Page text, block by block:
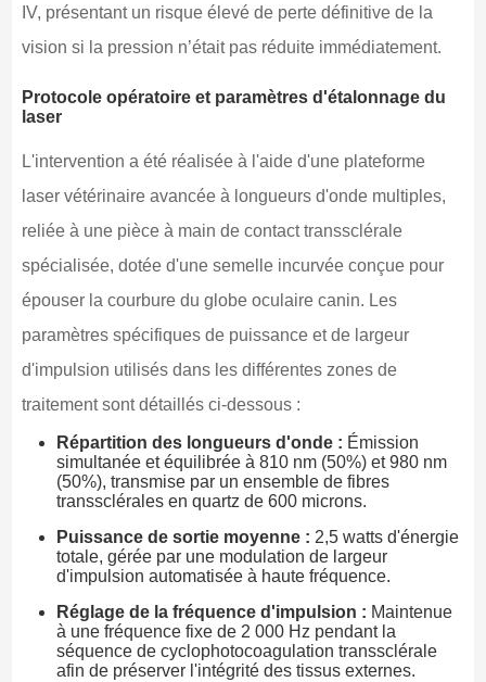
IV, présentant un risque élevé de perte définitive de la
vision si la pression n’était pas réduite immédiatement.
Protocole opératoire et paramètres d'étalonnage du
laser
L'intervention a été réalisée à l'aide d'une plateforme
laser vétérinaire avancée à longueurs d'onde multiples,
reliée à une pièce à main de contact transsclérale
spécialisée, dotée d'une semelle incurvée conçue pour
épouser la courbure du globe oculaire canin. Les
paramètres spécifiques de puissance et de largeur
d'impulsion utilisés dans les différentes zones de
traitement sont détaillés ci-dessous :
Répartition des longueurs d'onde : Émission
simultanée et équilibrée à 810 nm (50%) et 980 nm
(50%), transmise par un ensemble de fibres
transsclérales en quartz de 600 microns.
Puissance de sortie moyenne : 2,5 watts d'énergie
totale, gérée par une modulation de largeur
d'impulsion automatisée à haute fréquence.
Réglage de la fréquence d'impulsion : Maintenue
à une fréquence fixe de 2 000 Hz pendant la
séquence de cyclophotocoagulation transsclérale
afin de préserver l'intégrité des tissus externes.